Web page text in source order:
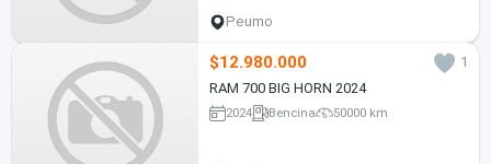
Peumo
$12.980.000
1
RAM 700 BIG HORN 2024
2024 Bencina 50000 km